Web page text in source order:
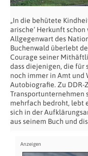
„In die behütete
arische‘ Herkunft
Allgegenwart des
Buchenwald überlebt
Courage seiner
dass diejenigen, die für
noch immer in Amt und
Autobiografie. Zu
Transportunternehmen
mehrfach bedroht, lebt
sich in der
aus seinem Buch und